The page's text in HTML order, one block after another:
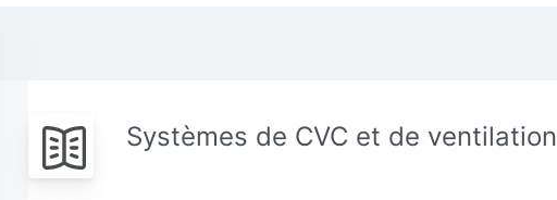
Systèmes de CVC et de ventilation